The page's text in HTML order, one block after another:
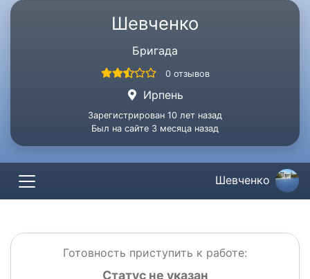
Шевченко
Бригада
0 отзывов
Ирпень
Зарегистрирован 10 лет назад
Был на сайте 3 месяца назад
Шевченко
Готовность приступить к работе:
Статус не указан